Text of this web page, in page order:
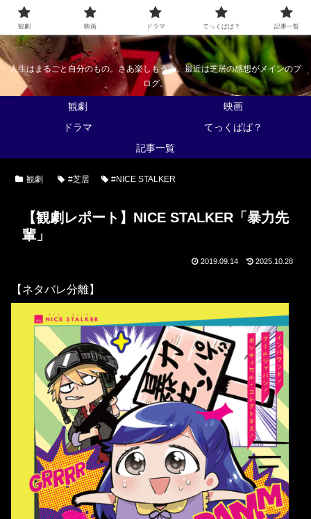
なんかくうかい
人生はまるごと自分のもの。さあ楽しもう！。最近は芝居の感想がメインのブ
ログ。
観劇
映画
ドラマ
てっくぱぱ？
記事一覧
観劇 #芝居 #NICE STALKER
【観劇レポート】NICE STALKER「暴力先
輩」
2019.09.14 2025.10.28
【ネタバレ分離】
観劇 映画 ドラマ てっくぱぱ？ 記事一覧